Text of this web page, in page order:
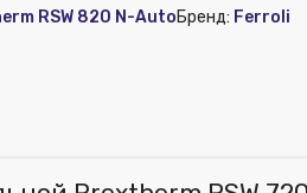
RSW 820 N-AutoБренд: Ferroli